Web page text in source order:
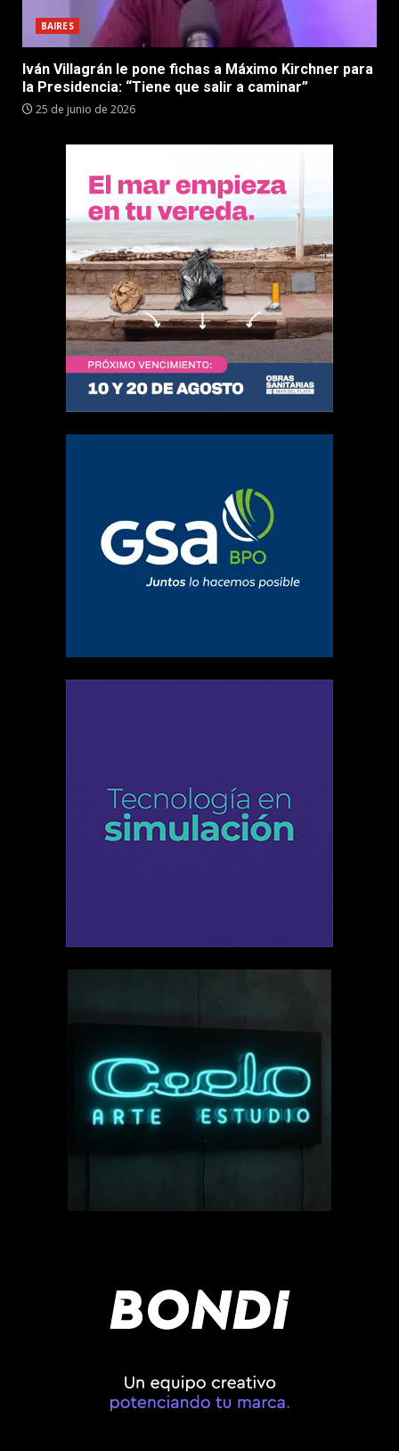
BAIRES
Iván Villagrán le pone fichas a Máximo Kirchner para
la Presidencia: “Tiene que salir a caminar”
25 de junio de 2026